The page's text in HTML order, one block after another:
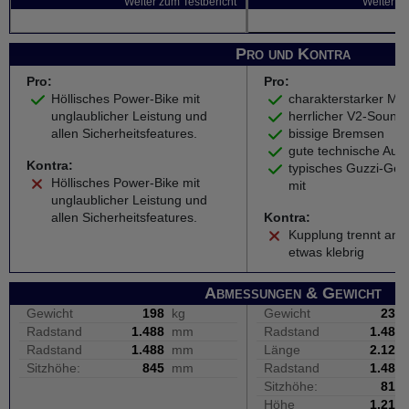
Pro und Kontra
Pro:
Höllisches Power-Bike mit
unglaublicher Leistung und
allen Sicherheitsfeatures.
Kontra:
Höllisches Power-Bike mit
unglaublicher Leistung und
allen Sicherheitsfeatures.
Pro:
charakterstarker
herrlicher V2-Sound
bissige Bremsen
gute technische
typisches Guzzi-
mit
Kontra:
Kupplung trennt
etwas klebrig
Abmessungen & Gewicht
Gewicht 198 kg
Radstand
1.488 mm
Radstand
1.488 mm
Sitzhöhe:
845 mm
Gewicht
233
Radstand
1.486
Länge
2.125
Radstand
1.486
Sitzhöhe:
815
Höhe
1.210